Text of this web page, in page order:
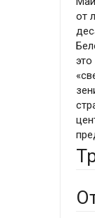
от